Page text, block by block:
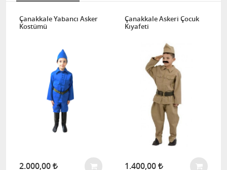
Çanakkale Yabancı Asker
Kostümü
2.000,00
Çanakkale Askeri Çocuk
Kıyafeti
1.400,00